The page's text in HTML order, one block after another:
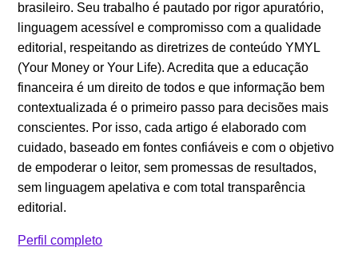
brasileiro. Seu trabalho é pautado por rigor apuratório,
linguagem acessível e compromisso com a qualidade
editorial, respeitando as diretrizes de conteúdo YMYL
(Your Money or Your Life). Acredita que a educação
financeira é um direito de todos e que informação bem
contextualizada é o primeiro passo para decisões mais
conscientes. Por isso, cada artigo é elaborado com
cuidado, baseado em fontes confiáveis e com o objetivo
de empoderar o leitor, sem promessas de resultados,
sem linguagem apelativa e com total transparência
editorial.
Perfil completo